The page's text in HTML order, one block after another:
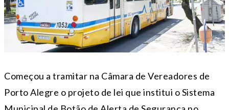
Começou a tramitar na Câmara de Vereadores de
Porto Alegre o projeto de lei que institui o Sistema